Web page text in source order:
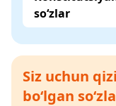
so‘zlar
Siz uchun
bo‘lgan